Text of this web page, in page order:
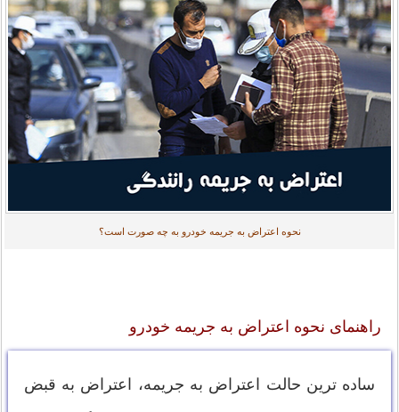
نحوه اعتراض به جریمه خودرو به چه صورت است؟
راهنمای نحوه اعتراض به جریمه خودرو
ساده ترین حالت اعتراض به جریمه، اعتراض به قبض